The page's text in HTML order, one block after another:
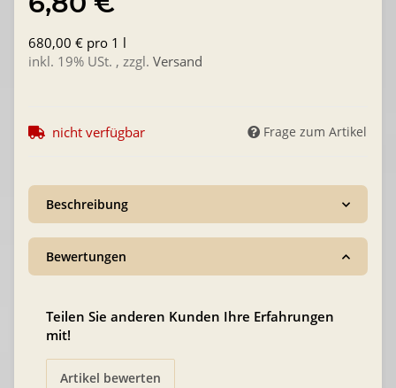
680,00 € pro 1 l
inkl. 19% USt. , zzgl. Versand
nicht verfügbar Frage zum Artikel
Beschreibung
Bewertungen
Teilen Sie anderen Kunden Ihre Erfahrungen
mit!
Artikel bewerten